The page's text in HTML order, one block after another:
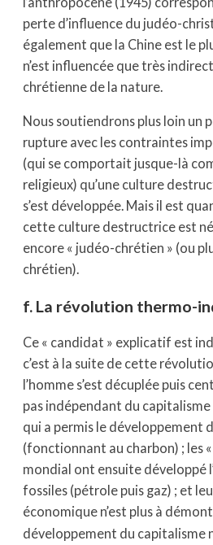
perte d’influence du judéo-
également que la Chine est le
n’est influencée que très
chrétienne de la nature.
Nous soutiendrons plus loin un
rupture avec les contraintes
(qui se comportait jusque-là
religieux) qu’une culture
s’est développée. Mais il est
cette culture destructrice est
encore « judéo-chrétien » (ou
chrétien).
f. La révolution thermo-
Ce « candidat » explicatif est
c’est à la suite de cette
l’homme s’est décuplée puis
pas indépendant du capitalisme
qui a permis le développement
(fonctionnant au charbon) ; les
mondial ont ensuite développé
fossiles (pétrole puis gaz) ; et
économique n’est plus à
développement du capitalisme